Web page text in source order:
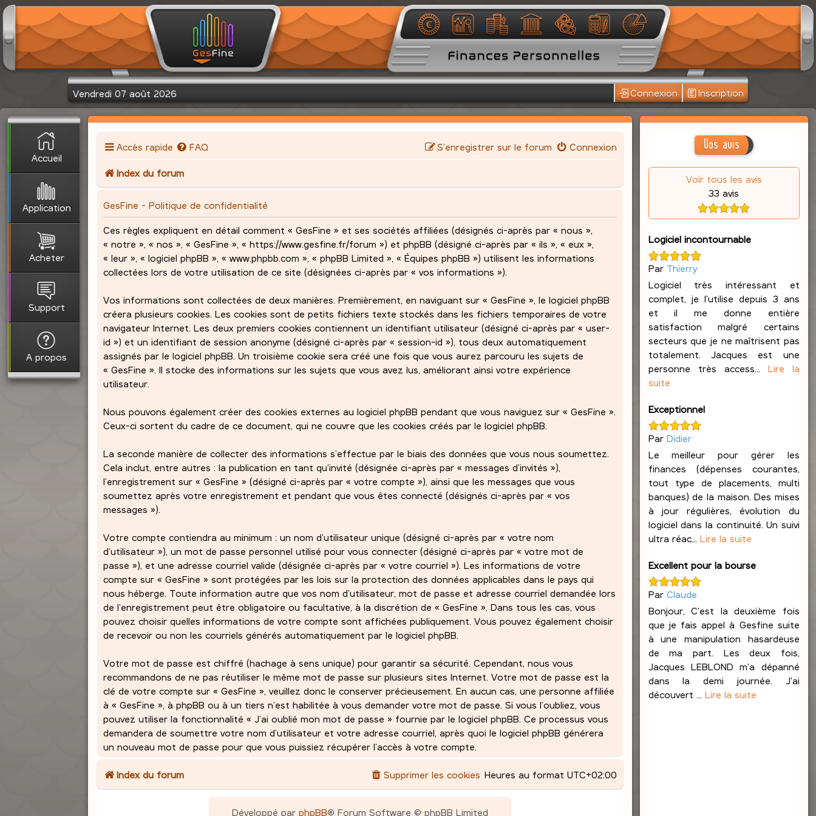
Vendredi 07 août 2026 Connexion Inscription
Accueil
Application
Acheter
Support
A propos
Accès rapide FAQ Connexion
S’enregistrer sur le forum
Index du forum
GesFine - Politique de confidentialité
Ces règles expliquent en détail comment « GesFine » et ses sociétés affiliées (désignés ci-après par « nous »,
« notre », « nos », « GesFine », « https://www.gesfine.fr/forum ») et phpBB (désigné ci-après par « ils », « eux »,
« leur », « logiciel phpBB », « www.phpbb.com », « phpBB Limited », « Équipes phpBB ») utilisent les informations
collectées lors de votre utilisation de ce site (désignées ci-après par « vos informations »).
Vos informations sont collectées de deux manières. Premièrement, en naviguant sur « GesFine », le logiciel phpBB
créera plusieurs cookies. Les cookies sont de petits fichiers texte stockés dans les fichiers temporaires de votre
navigateur Internet. Les deux premiers cookies contiennent un identifiant utilisateur (désigné ci-après par « user-
id ») et un identifiant de session anonyme (désigné ci-après par « session-id »), tous deux automatiquement
assignés par le logiciel phpBB. Un troisième cookie sera créé une fois que vous aurez parcouru les sujets de
« GesFine ». Il stocke des informations sur les sujets que vous avez lus, améliorant ainsi votre expérience
utilisateur.
Nous pouvons également créer des cookies externes au logiciel phpBB pendant que vous naviguez sur « GesFine ».
Ceux-ci sortent du cadre de ce document, qui ne couvre que les cookies créés par le logiciel phpBB.
La seconde manière de collecter des informations s’effectue par le biais des données que vous nous soumettez.
Cela inclut, entre autres : la publication en tant qu’invité (désignée ci-après par « messages d’invités »),
l’enregistrement sur « GesFine » (désigné ci-après par « votre compte »), ainsi que les messages que vous
soumettez après votre enregistrement et pendant que vous êtes connecté (désignés ci-après par « vos
messages »).
Votre compte contiendra au minimum : un nom d’utilisateur unique (désigné ci-après par « votre nom
d’utilisateur »), un mot de passe personnel utilisé pour vous connecter (désigné ci-après par « votre mot de
passe »), et une adresse courriel valide (désignée ci-après par « votre courriel »). Les informations de votre
compte sur « GesFine » sont protégées par les lois sur la protection des données applicables dans le pays qui
nous héberge. Toute information autre que vos nom d’utilisateur, mot de passe et adresse courriel demandée lors
de l’enregistrement peut être obligatoire ou facultative, à la discrétion de « GesFine ». Dans tous les cas, vous
pouvez choisir quelles informations de votre compte sont affichées publiquement. Vous pouvez également choisir
de recevoir ou non les courriels générés automatiquement par le logiciel phpBB.
Votre mot de passe est chiffré (hachage à sens unique) pour garantir sa sécurité. Cependant, nous vous
recommandons de ne pas réutiliser le même mot de passe sur plusieurs sites Internet. Votre mot de passe est la
clé de votre compte sur « GesFine », veuillez donc le conserver précieusement. En aucun cas, une personne affiliée
à « GesFine », à phpBB ou à un tiers n’est habilitée à vous demander votre mot de passe. Si vous l’oubliez, vous
pouvez utiliser la fonctionnalité « J’ai oublié mon mot de passe » fournie par le logiciel phpBB. Ce processus vous
demandera de soumettre votre nom d’utilisateur et votre adresse courriel, après quoi le logiciel phpBB générera
un nouveau mot de passe pour que vous puissiez récupérer l’accès à votre compte.
Index du forum Heures au format UTC+02:00
Supprimer les cookies
Développé par phpBB® Forum Software © phpBB Limited
Vos avis
Voir tous les avis
33 avis
Logiciel incontournable
Par Thierry
Logiciel très intéressant et
complet, je l'utilise depuis 3 ans
et il me donne entière
satisfaction malgré certains
secteurs que je ne maîtrisent pas
totalement. Jacques est une
personne très access... Lire la
suite
Exceptionnel
Par Didier
Le meilleur pour gérer les
finances (dépenses courantes,
tout type de placements, multi
banques) de la maison. Des mises
à jour régulières, évolution du
logiciel dans la continuité. Un suivi
ultra réac... Lire la suite
Excellent pour la bourse
Par Claude
Bonjour, C'est la deuxième fois
que je fais appel à Gesfine suite
à une manipulation hasardeuse
de ma part. Les deux fois,
Jacques LEBLOND m'a dépanné
dans la demi journée. J'ai
découvert ... Lire la suite